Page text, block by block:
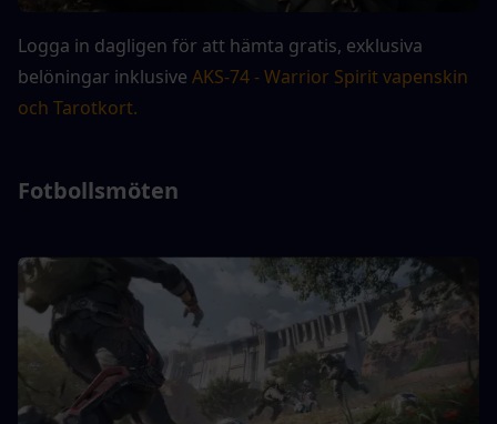
Logga in dagligen för att hämta gratis, exklusiva
belöningar inklusive AKS-74 - Warrior Spirit vapenskin
och Tarotkort.
Fotbollsmöten